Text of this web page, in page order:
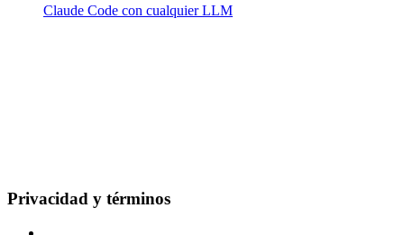
Claude Code con cualquier LLM
Privacidad y términos